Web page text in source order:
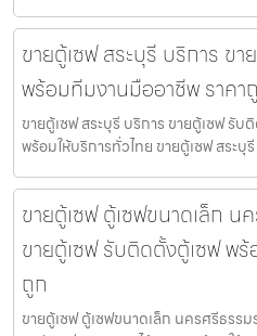
ขายตู้เซฟ สระบุรี บริการ ข
พร้อมทีมงานมืออาชีพ ราคา
ขายตู้เซฟ สระบุรี บริการ ขายตู้เซฟ รั
พร้อมให้บริการทั่วไทย ขายตู้เซฟ สระบุรี
ขายตู้เซฟ ตู้เซฟขนาดเล็ก น
ขายตู้เซฟ รับติดตั้งตู้เซฟ พ
ถูก
ขายตู้เซฟ ตู้เซฟขนาดเล็ก นครศรีธรร